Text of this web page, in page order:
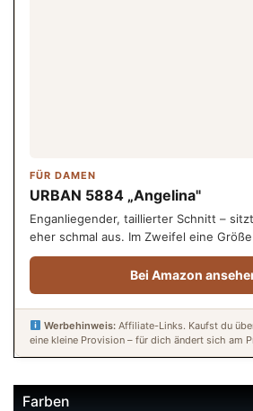
FÜR DAMEN
URBAN 5884 „Angelina"
Enganliegender, taillierter Schnitt –
eher schmal aus. Im Zweifel eine
Bei Amazon
Werbehinweis:Affiliate-Links. Kaufst du
eine kleine Provision – für dich ändert sich am
Farben